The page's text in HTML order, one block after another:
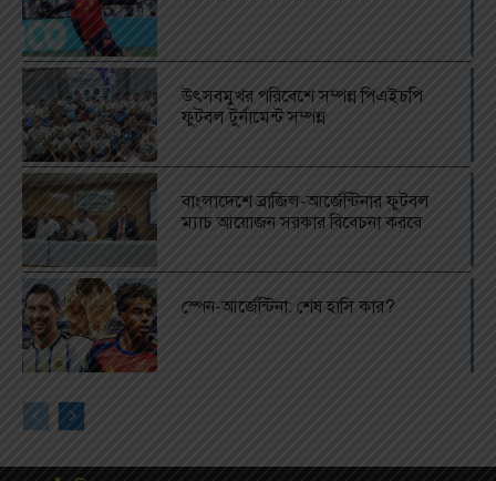
উৎসবমুখর পরিবেশে সম্পন্ন পিএইচপি
ফুটবল টুর্নামেন্ট সম্পন্ন
বাংলাদেশে ব্রাজিল-আর্জেন্টিনার ফুটবল
ম্যাচ আয়োজন সরকার বিবেচনা করবে
স্পেন-আর্জেন্টিনা: শেষ হাসি কার?